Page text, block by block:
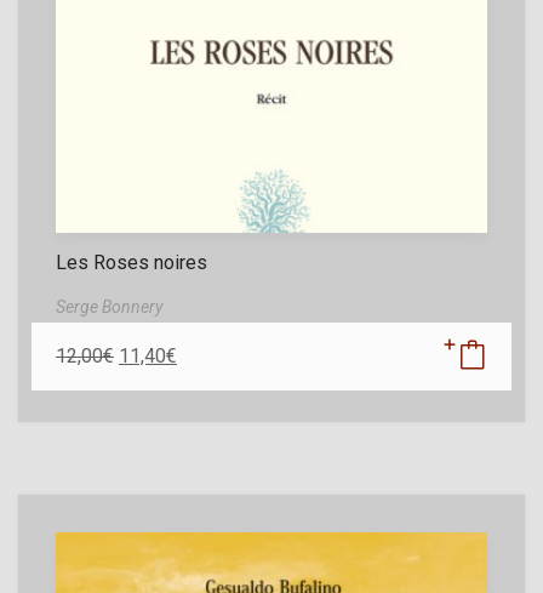
Les Roses noires
Serge Bonnery
12,00€ 11,40€